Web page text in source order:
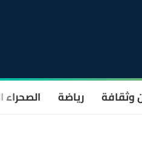
وثقافة رياضة الصحراء